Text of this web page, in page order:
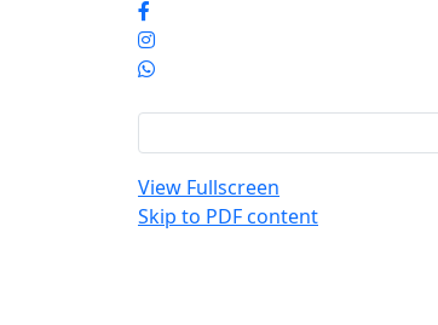
View Fullscreen
Skip to PDF content